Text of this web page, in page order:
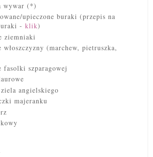
wywar (*)
upieczone buraki (przepis na
- klik)
ziemniaki
włoszczyzny (marchew, pietruszka,
fasolki szparagowej
angielskiego
majeranku